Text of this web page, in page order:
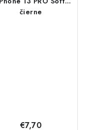
čierne
€7,70